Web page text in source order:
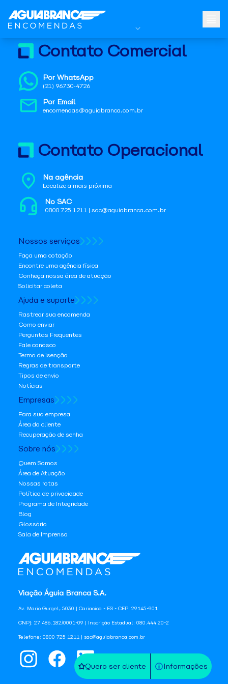
Quero ser cliente Informações
Viação Águia Branca S.A.
Av. Mario Gurgel, 5030 | Cariacica - ES - CEP: 29145-901
CNPJ: 27.486.182/0001-09 | Inscrição Estadual: 080.444.20-2
Telefone: 0800 725 1211 | sac@aguiabranca.com.br
Contato Comercial
Por WhatsApp
(21) 96730-4726
Por Email
encomendas@aguiabranca.com.br
Contato Operacional
Na agência
Localize a mais próxima
No SAC
0800 725 1211 | sac@aguiabranca.com.br
Nossos serviços
Faça uma cotação
Encontre uma agência física
Conheça nossa área de atuação
Solicitar coleta
Ajuda e suporte
Rastrear sua encomenda
Como enviar
Perguntas Frequentes
Fale conosco
Termo de isenção
Regras de transporte
Tipos de envio
Notícias
Empresas
Para sua empresa
Área do cliente
Recuperação de senha
Sobre nós
Quem Somos
Área de Atuação
Nossas rotas
Política de privacidade
Programa de Integridade
Blog
Glossário
Sala de Imprensa